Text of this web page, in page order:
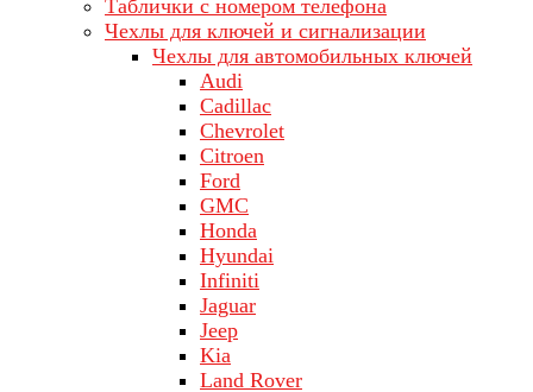
Таблички с номером телефона
Чехлы для ключей и сигнализации
Чехлы для автомобильных ключей
Audi
Cadillac
Chevrolet
Citroen
Ford
GMC
Honda
Hyundai
Infiniti
Jaguar
Jeep
Kia
Land Rover